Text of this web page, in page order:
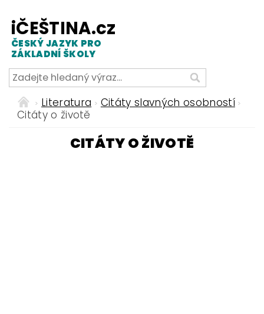
iČEŠTINA.cz
ČESKÝ JAZYK PRO
ZÁKLADNÍ ŠKOLY
Literatura
Citáty slavných osobností
Citáty o životě
CITÁTY O ŽIVOTĚ